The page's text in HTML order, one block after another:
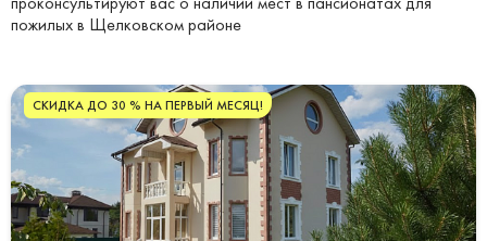
пожилых в Щелковском районе
СКИДКА ДО 30 % НА ПЕРВЫЙ МЕСЯЦ!